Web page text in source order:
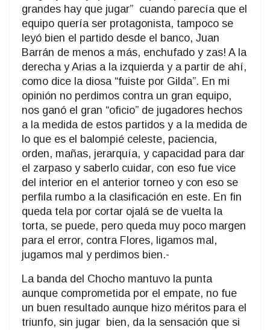
grandes hay que jugar” cuando parecía que el
equipo quería ser protagonista, tampoco se
leyó bien el partido desde el banco, Juan
Barrán de menos a más, enchufado y zas! A la
derecha y Arias a la izquierda y a partir de ahí,
como dice la diosa “fuiste por Gilda”. En mi
opinión no perdimos contra un gran equipo,
nos ganó el gran “oficio” de jugadores hechos
a la medida de estos partidos y a la medida de
lo que es el balompié celeste, paciencia,
orden, mañas, jerarquía, y capacidad para dar
el zarpaso y saberlo cuidar, con eso fue vice
del interior en el anterior torneo y con eso se
perfila rumbo a la clasificación en este. En fin
queda tela por cortar ojalá se de vuelta la
torta, se puede, pero queda muy poco margen
para el error, contra Flores, ligamos mal,
jugamos mal y perdimos bien.-
La banda del Chocho mantuvo la punta
aunque comprometida por el empate, no fue
un buen resultado aunque hizo méritos para el
triunfo, sin jugar bien, da la sensación que si